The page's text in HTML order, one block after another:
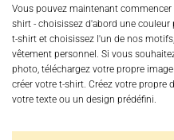
Vous pouvez maintenant
shirt - choisissez d'abord une
t-shirt et choisissez l'un de nos
vêtement personnel. Si vous
photo, téléchargez votre propre
créer votre t-shirt. Créez votre propre
votre texte ou un design prédéfini.